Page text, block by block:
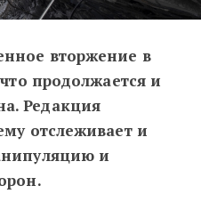
вторжение в
продолжается и
Редакция
отслеживает и
и